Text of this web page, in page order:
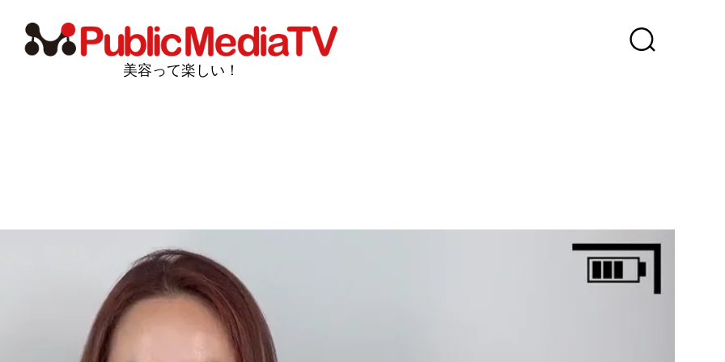
美容って楽しい！